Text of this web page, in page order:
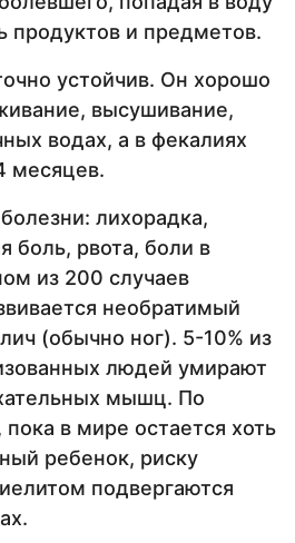
продуктов и предметов.
устойчив. Он хорошо
высушивание,
водах, а в фекалиях
месяцев.
лихорадка,
боль, рвота, боли в
из 200 случаев
необратимый
(обычно ног). 5-10% из
людей умирают
мышц. По
в мире остается хоть
ребенок, риску
подвергаются